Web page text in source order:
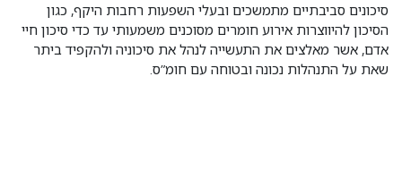
סיכונים סביבתיים מתמשכים ובעלי השפעות רחבות היקף, כגון
הסיכון להיווצרות אירוע חומרים מסוכנים משמעותי עד כדי סיכון חיי
אדם, אשר מאלצים את התעשייה לנהל את סיכוניה ולהקפיד ביתר
שאת על התנהלות נכונה ובטוחה עם חומ”ס.